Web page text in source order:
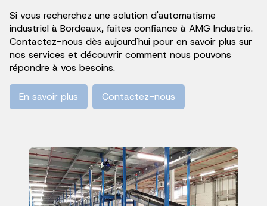
Si vous recherchez une solution d'automatisme
industriel à Bordeaux, faites confiance à AMG Industrie.
Contactez-nous dès aujourd'hui pour en savoir plus sur
nos services et découvrir comment nous pouvons
répondre à vos besoins.
En savoir plus Contactez-nous